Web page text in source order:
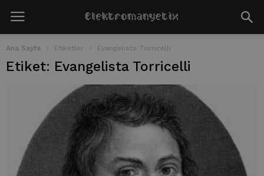
Ana Sayfa Etiketler Evangelista Torricelli
Etiket: Evangelista Torricelli